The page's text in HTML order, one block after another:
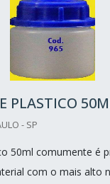
PLASTICO
- SP
50ml comumente é
com o mais alto